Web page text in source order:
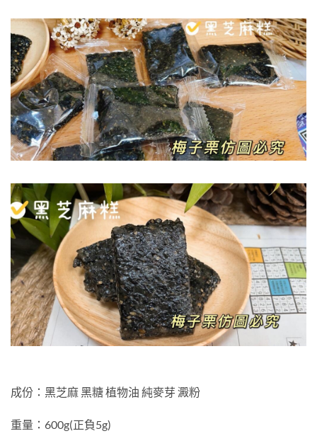
成份：黑芝麻 黑糖 植物油 純麥芽 澱粉
重量：600g(正負5g)